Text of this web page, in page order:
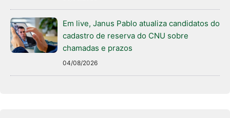
Em live, Janus Pablo atualiza candidatos do
cadastro de reserva do CNU sobre
chamadas e prazos
04/08/2026